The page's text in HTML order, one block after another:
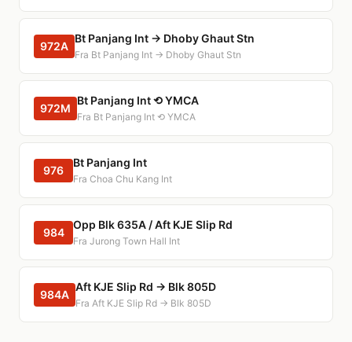
972A
Bt Panjang Int → Dhoby Ghaut Stn
Fra Bt Panjang Int → Dhoby Ghaut Stn
972M
Bt Panjang Int ⟲ YMCA
Fra Bt Panjang Int ⟲ YMCA
976
Bt Panjang Int
Fra Choa Chu Kang Int
984
Opp Blk 635A / Aft KJE Slip Rd
Fra Jurong Town Hall Int
984A
Aft KJE Slip Rd → Blk 805D
Fra Aft KJE Slip Rd → Blk 805D